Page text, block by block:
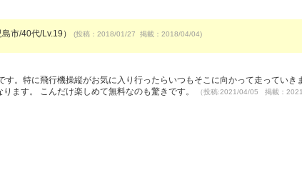
市/40代/Lv.19） (投稿：2018/01/27 掲載：2018/04/04)
。特に飛行機操縦がお気に入り行ったらいつもそこに向かって走っていき
ます。 こんだけ楽しめて無料なのも驚きです。
（投稿:2021/04/05 掲載：